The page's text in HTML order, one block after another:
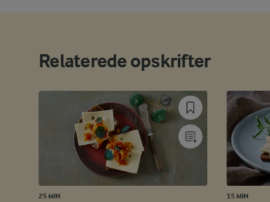
Relaterede opskrifter
25 MIN 15 MIN